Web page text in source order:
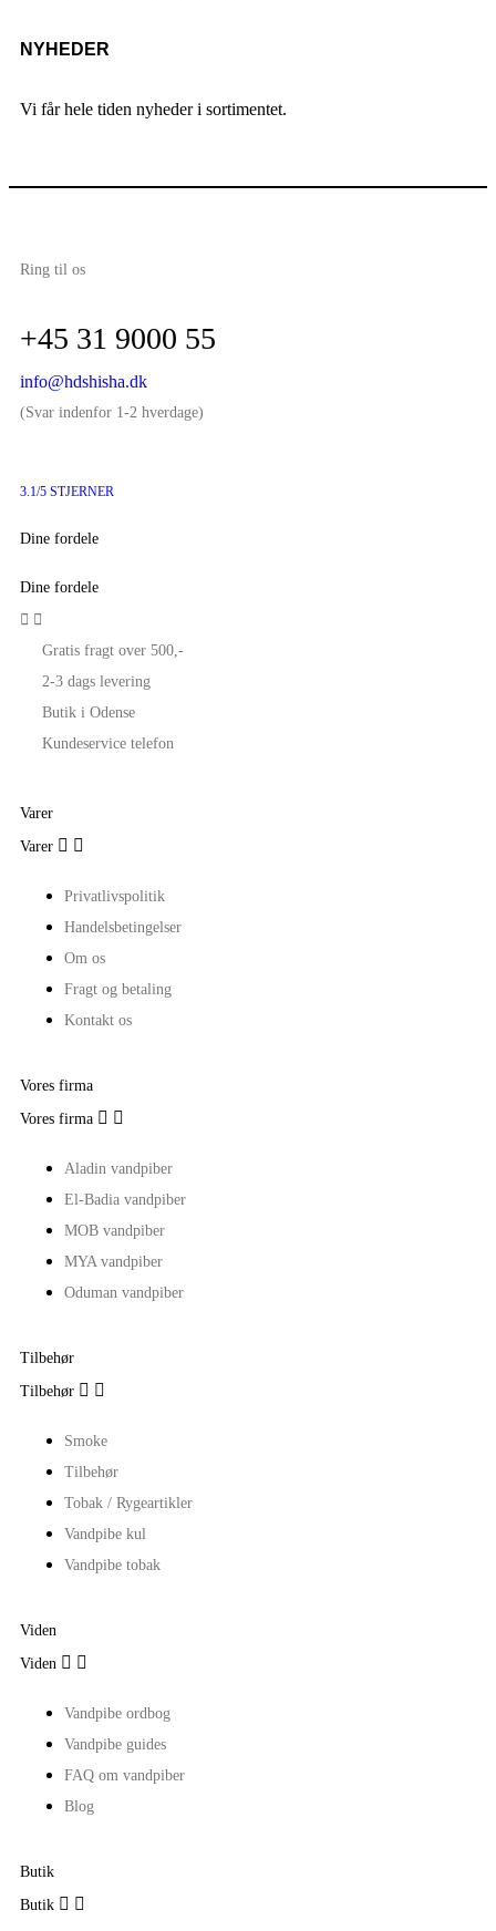
NYHEDER
Vi får hele tiden nyheder i sortimentet.
Ring til os
+45 31 9000 55
info@hdshisha.dk
(Svar indenfor 1-2 hverdage)
3.1/5 STJERNER
Dine fordele
Dine fordele
 
Gratis fragt over 500,-
2-3 dags levering
Butik i Odense
Kundeservice telefon
Varer
Varer  
Privatlivspolitik
Handelsbetingelser
Om os
Fragt og betaling
Kontakt os
Vores firma
Vores firma  
Aladin vandpiber
El-Badia vandpiber
MOB vandpiber
MYA vandpiber
Oduman vandpiber
Tilbehør
Tilbehør  
Smoke
Tilbehør
Tobak / Rygeartikler
Vandpibe kul
Vandpibe tobak
Viden
Viden  
Vandpibe ordbog
Vandpibe guides
FAQ om vandpiber
Blog
Butik
Butik  